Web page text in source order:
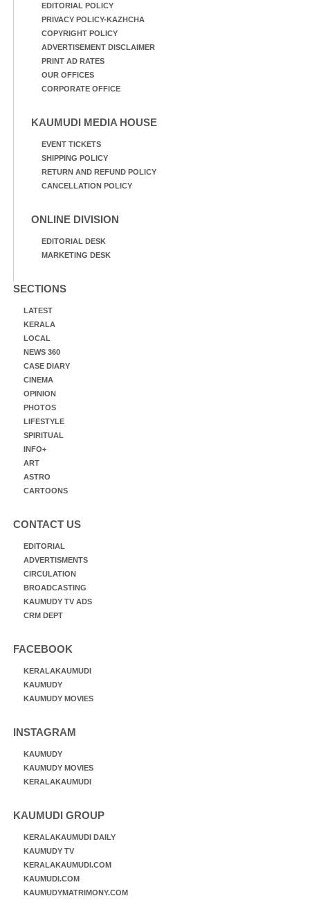
EDITORIAL POLICY
PRIVACY POLICY-KAZHCHA
COPYRIGHT POLICY
ADVERTISEMENT DISCLAIMER
PRINT AD RATES
OUR OFFICES
CORPORATE OFFICE
KAUMUDI MEDIA HOUSE
EVENT TICKETS
SHIPPING POLICY
RETURN AND REFUND POLICY
CANCELLATION POLICY
ONLINE DIVISION
EDITORIAL DESK
MARKETING DESK
SECTIONS
LATEST
KERALA
LOCAL
NEWS 360
CASE DIARY
CINEMA
OPINION
PHOTOS
LIFESTYLE
SPIRITUAL
INFO+
ART
ASTRO
CARTOONS
CONTACT US
EDITORIAL
ADVERTISMENTS
CIRCULATION
BROADCASTING
KAUMUDY TV ADS
CRM DEPT
FACEBOOK
KERALAKAUMUDI
KAUMUDY
KAUMUDY MOVIES
INSTAGRAM
KAUMUDY
KAUMUDY MOVIES
KERALAKAUMUDI
KAUMUDI GROUP
KERALAKAUMUDI DAILY
KAUMUDY TV
KERALAKAUMUDI.COM
KAUMUDI.COM
KAUMUDYMATRIMONY.COM